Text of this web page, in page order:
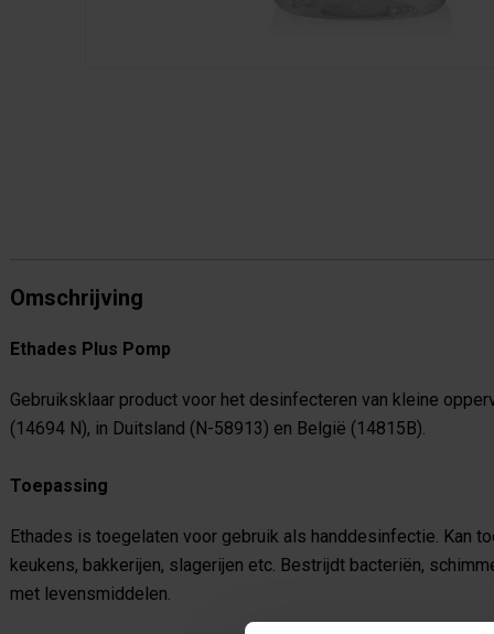
Omschrijving
Ethades Plus Pomp
Gebruiksklaar product voor het desinfecteren van kleine
(14694 N), in Duitsland (N-58913) en België (14815B).
Toepassing
Ethades is toegelaten voor gebruik als handdesinfectie. Kan
keukens, bakkerijen, slagerijen etc. Bestrijdt bacteriën,
met levensmiddelen.